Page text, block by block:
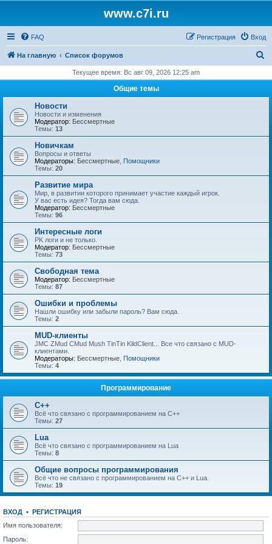
www.c7i.ru
FAQ Вход
Регистрация
На главную Список форумов
с
Текущее время: Вс авг 09, 2026 12:25 am
Общие темы
Новости
Новости и изменения
Модератор: Бессмертные
Темы: 13
Новичкам
Вопросы и ответы
Модераторы: Бессмертные Помощники
Темы: 20
Развитие мира
Мир, в развитии которого принимает участие каждый игрок.
У вас есть идея? Тогда вам сюда.
Модератор: Бессмертные
Темы: 96
Интересные логи
PK логи и не только.
Модератор: Бессмертные
Темы: 73
Свободная тема
Модератор: Бессмертные
Темы: 87
Ошибки и проблемы
Нашли ошибку или забыли пароль? Вам сюда.
Темы: 2
MUD-клиенты
JMC ZMud CMud Mush TinTin KildClient... Все что связано с MUD-
клиентами.
Модераторы: Бессмертные Помощники
Темы: 4
Программирование
C++
Всё что связано с программированием на С++
Темы: 27
Lua
Всё что связано с программированием на Lua
Темы: 8
Общие вопросы программирования
Всё что не связано с программированием на C++ и Lua.
Темы: 19
ВХОД • РЕГИСТРАЦИЯ
Имя пользователя:
Пароль: